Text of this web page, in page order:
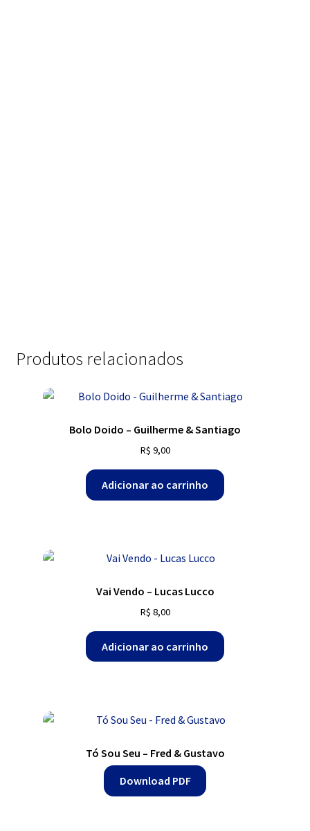
Produtos relacionados
Bolo Doido – Guilherme & Santiago
R$ 9,00
Adicionar ao carrinho
Vai Vendo – Lucas Lucco
R$ 8,00
Adicionar ao carrinho
Tó Sou Seu – Fred & Gustavo
Download PDF